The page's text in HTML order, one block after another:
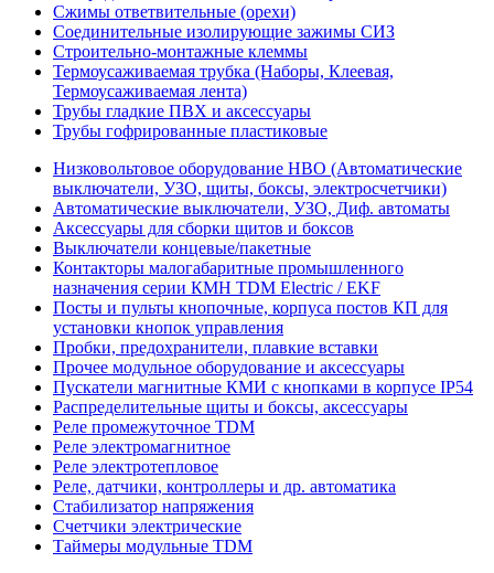
Сжимы ответвительные (орехи)
Соединительные изолирующие зажимы СИЗ
Строительно-монтажные клеммы
Термоусаживаемая трубка (Наборы, Клеевая,
Термоусаживаемая лента)
Трубы гладкие ПВХ и аксессуары
Трубы гофрированные пластиковые
Низковольтовое оборудование НВО (Автоматические
выключатели, УЗО, щиты, боксы, электросчетчики)
Автоматические выключатели, УЗО, Диф. автоматы
Аксессуары для сборки щитов и боксов
Выключатели концевые/пакетные
Контакторы малогабаритные промышленного
назначения серии КМН TDM Electric / EKF
Посты и пульты кнопочные, корпуса постов КП для
установки кнопок управления
Пробки, предохранители, плавкие вставки
Прочее модульное оборудование и аксессуары
Пускатели магнитные КМИ с кнопками в корпусе IP54
Распределительные щиты и боксы, аксессуары
Реле промежуточное TDM
Реле электромагнитное
Реле электротепловое
Реле, датчики, контроллеры и др. автоматика
Стабилизатор напряжения
Счетчики электрические
Таймеры модульные TDM